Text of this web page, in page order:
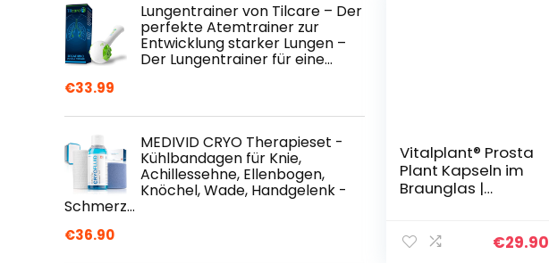
Lungentrainer von Tilcare – Der
perfekte Atemtrainer zur
Entwicklung starker Lungen –
Der Lungentrainer für eine…
€33.99
MEDIVID CRYO Therapieset -
Kühlbandagen für Knie,
Achillessehne, Ellenbogen,
Knöchel, Wade, Handgelenk -
Schmerz…
€36.90
Vitalplant® Prosta
Plant Kapseln im
Braunglas |
g aus
€29.90